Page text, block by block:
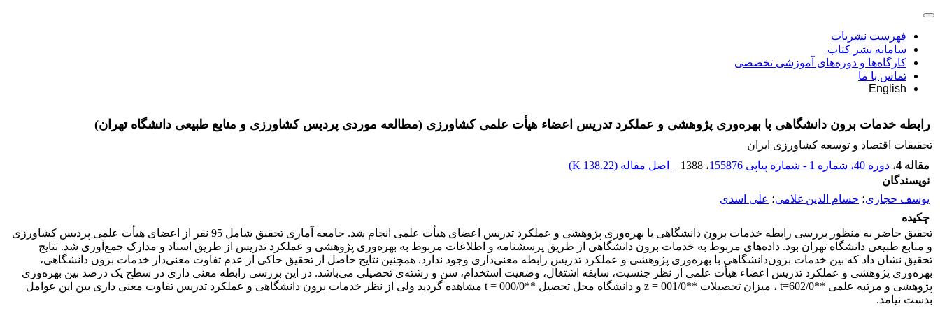
فهرست نشریات
سامانه نشر کتاب
کارگاه‌ها و دوره‌های آموزشی تخصصی
تماس با ما
English
رابطه خدمات برون دانشگاهی با بهره‌وری پژوهشی و عملکرد تدریس اعضاء هیأت علمی کشاورزی (مطالعه موردی پردیس کشاورزی و منابع طبیعی دانشگاه تهران)
تحقیقات اقتصاد و توسعه کشاورزی ایران
مقاله 4
، دوره 40، شماره 1 - شماره پیاپی 155876 ، 1388 اصل مقاله (138.22 K
)
نویسندگان
یوسف حجازی؛ حسام الدین غلامی؛ علی اسدی
چکیده
تحقیق حاضر به‌ منظور بررسی رابطه‌ خدمات‌ برون ‌دانشگاهی با بهره‌وری پژوهشی و عملکرد تدریس اعضای هیأت‌ علمی انجام شد. جامعه آماری تحقیق شامل 95 نفر از اعضای هیأت‌ علمی پردیس کشاورزی
و منابع‌ طبیعی دانشگاه تهران بود. داده‌ها‌ی مربوط به خدمات ‌برون ‌دانشگاهی از طریق پرسشنامه و اطلاعات مربوط به بهره‌وری پژوهشی و عملکرد تدریس از طریق اسناد و مدارک جمع‌آوری شد. نتایج
تحقیق نشان داد که بین خدمات ‌برون‌دانشگاهی با بهره‌وری پژوهشی و عملکرد تدریس رابطه معنی‌داری وجود ندارد. همچنین نتایج حاصل از تحقیق حاکی از عدم تفاوت معنی‌دار خدمات برون دانشگاهی،
بهره‌وری پژوهشی و عملکرد تدریس اعضاء هیأت علمی از نظر جنسیت، سابقه اشتغال، وضعیت استخدام، سن و رشته‌ی تحصیلی می‌باشد. در این بررسی رابطه معنی داری در سطح یک درصد بین بهره‌وری
پژوهشی و مرتبه علمی **602/0=t ، میزان تحصیلات **001/0 = z و دانشگاه محل تحصیل **000/0 = t مشاهده گردید ولی از نظر خدمات برون دانشگاهی و عملکرد تدریس تفاوت معنی داری بین این عوامل
بدست نیامد.